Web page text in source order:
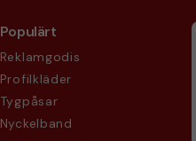
Populärt
Reklamgodis
Profilkläder
Tygpåsar
Nyckelband